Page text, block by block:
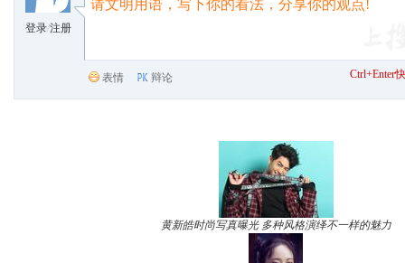
登录/注册
表情 辩论 Ctrl+Enter
黄新皓时尚写真曝光 多种风格演绎不一样的魅力